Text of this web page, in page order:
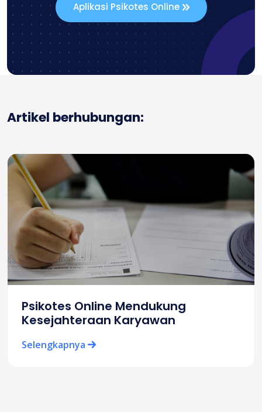
Aplikasi Psikotes Online
Artikel berhubungan:
Psikotes Online Mendukung
Kesejahteraan Karyawan
Selengkapnya